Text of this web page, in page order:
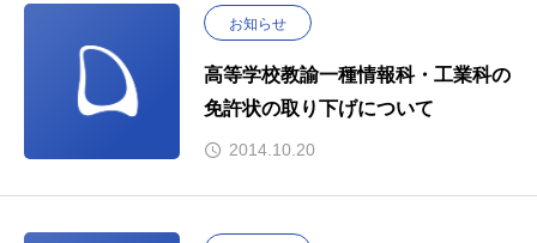
お知らせ
高等学校教諭一種情報科・工業科の
免許状の取り下げについて
2014.10.20